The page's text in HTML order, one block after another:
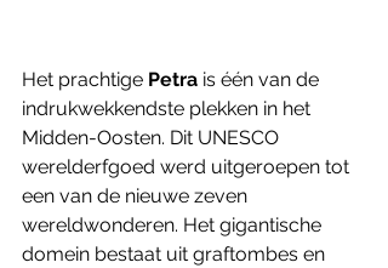
Het prachtige Petra is één van de
indrukwekkendste plekken in het
Midden-Oosten. Dit UNESCO
werelderfgoed werd uitgeroepen tot
een van de nieuwe zeven
wereldwonderen. Het gigantische
domein bestaat uit graftombes en